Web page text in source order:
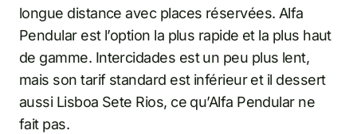
longue distance avec places réservées. Alfa
Pendular est l’option la plus rapide et la plus haut
de gamme. Intercidades est un peu plus lent,
mais son tarif standard est inférieur et il dessert
aussi Lisboa Sete Rios, ce qu’Alfa Pendular ne
fait pas.